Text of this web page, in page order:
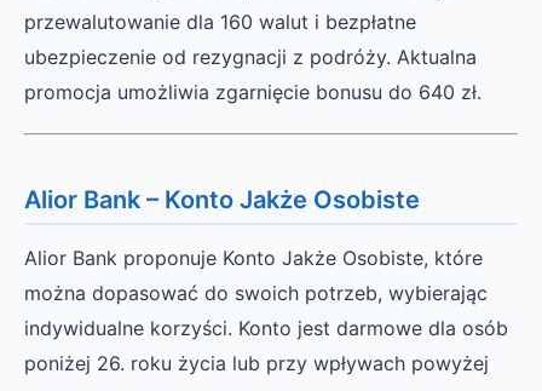
przewalutowanie dla 160 walut i bezpłatne
ubezpieczenie od rezygnacji z podróży. Aktualna
promocja umożliwia zgarnięcie bonusu do 640 zł.
Alior Bank – Konto Jakże Osobiste
Alior Bank proponuje Konto Jakże Osobiste, które
można dopasować do swoich potrzeb, wybierając
indywidualne korzyści. Konto jest darmowe dla osób
poniżej 26. roku życia lub przy wpływach powyżej